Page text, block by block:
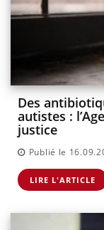
Des
autistes :
justice
Publié le
LIRE L'ARTICLE